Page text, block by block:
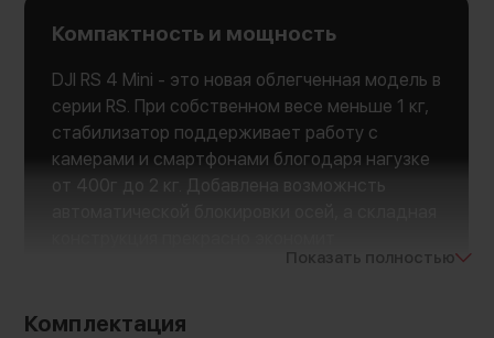
Компактность и мощность
DJI RS 4 Mini - это новая облегченная модель в
серии RS. При собственном весе меньше 1 кг,
стабилизатор поддерживает работу с
камерами и смартфонами блогодаря нагузке
от 400г до 2 кг. Добавлена возможнсть
Показать полностью
Комплектация